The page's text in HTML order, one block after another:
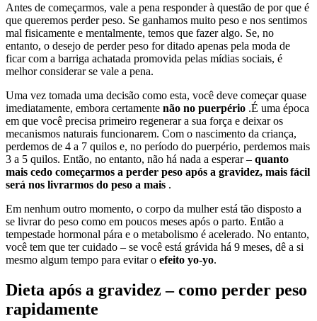
Antes de começarmos, vale a pena responder à questão de por que é
que queremos perder peso. Se ganhamos muito peso e nos sentimos
mal fisicamente e mentalmente, temos que fazer algo. Se, no
entanto, o desejo de perder peso for ditado apenas pela moda de
ficar com a barriga achatada promovida pelas mídias sociais, é
melhor considerar se vale a pena.
Uma vez tomada uma decisão como esta, você deve começar quase
imediatamente, embora certamente não no puerpério .É uma época
em que você precisa primeiro regenerar a sua força e deixar os
mecanismos naturais funcionarem. Com o nascimento da criança,
perdemos de 4 a 7 quilos e, no período do puerpério, perdemos mais
3 a 5 quilos. Então, no entanto, não há nada a esperar – quanto
mais cedo começarmos a perder peso após a gravidez, mais fácil
será nos livrarmos do peso a mais .
Em nenhum outro momento, o corpo da mulher está tão disposto a
se livrar do peso como em poucos meses após o parto. Então a
tempestade hormonal pára e o metabolismo é acelerado. No entanto,
você tem que ter cuidado – se você está grávida há 9 meses, dê a si
mesmo algum tempo para evitar o efeito yo-yo.
Dieta após a gravidez – como perder peso
rapidamente